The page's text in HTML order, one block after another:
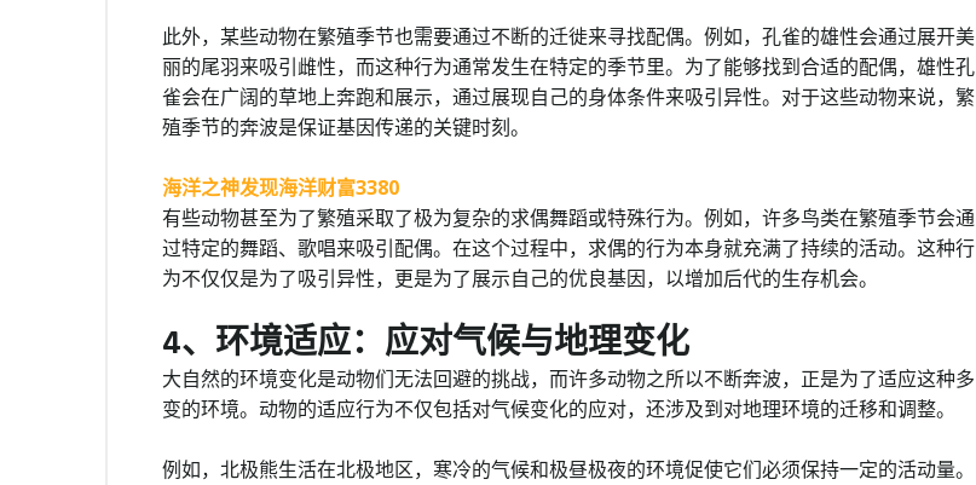
此外，某些动物在繁殖季节也需要通过不断的迁徙来寻找配偶。例如，孔雀的雄性会通过展开美
丽的尾羽来吸引雌性，而这种行为通常发生在特定的季节里。为了能够找到合适的配偶，雄性孔
雀会在广阔的草地上奔跑和展示，通过展现自己的身体条件来吸引异性。对于这些动物来说，繁
殖季节的奔波是保证基因传递的关键时刻。
海洋之神发现海洋财富3380
有些动物甚至为了繁殖采取了极为复杂的求偶舞蹈或特殊行为。例如，许多鸟类在繁殖季节会通
过特定的舞蹈、歌唱来吸引配偶。在这个过程中，求偶的行为本身就充满了持续的活动。这种行
为不仅仅是为了吸引异性，更是为了展示自己的优良基因，以增加后代的生存机会。
4、环境适应：应对气候与地理变化
大自然的环境变化是动物们无法回避的挑战，而许多动物之所以不断奔波，正是为了适应这种多
变的环境。动物的适应行为不仅包括对气候变化的应对，还涉及到对地理环境的迁移和调整。
例如，北极熊生活在北极地区，寒冷的气候和极昼极夜的环境促使它们必须保持一定的活动量。